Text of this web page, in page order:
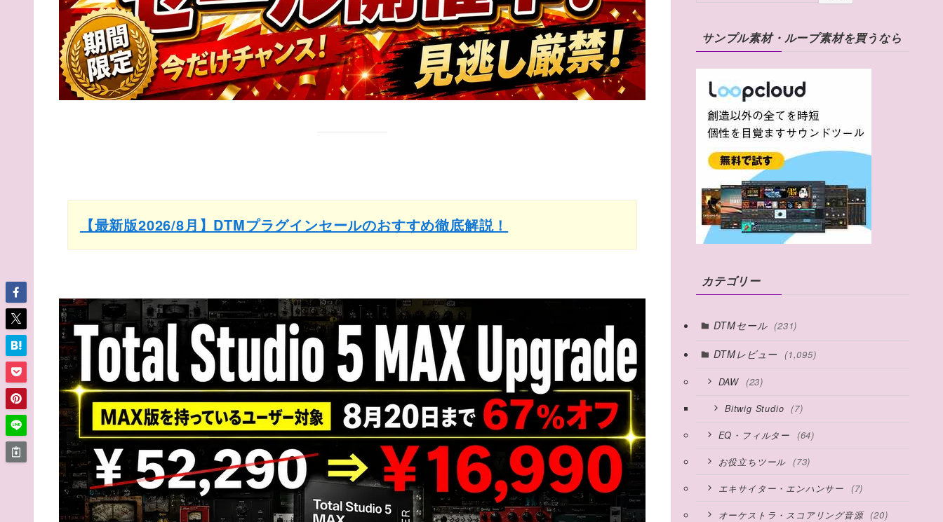
【最新版2026/8月】DTMプラグインセールのおすすめ徹底解説！
サンプル素材・ループ素材を買うなら
カテゴリー
DTMセール (231)
DTMレビュー (1,095)
DAW (23)
Bitwig Studio (7)
EQ・フィルター (64)
お役立ちツール (73)
エキサイター・エンハンサー (7)
オーケストラ・スコアリング音源 (20)